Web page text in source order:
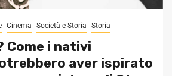
Cinema Società e Storia Storia
Come i nativi
aver ispirato